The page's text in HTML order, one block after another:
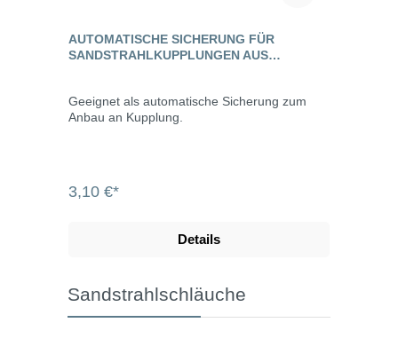
AUTOMATISCHE SICHERUNG FÜR
SANDSTRAHLKUPPLUNGEN AUS
Geeignet als automatische Sicherung zum
Anbau an Kupplung.
3,10 €*
Details
Sandstrahlschläuche